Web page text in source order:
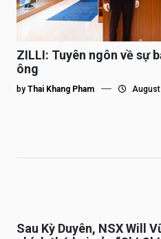
ZILLI: Tuyên ngôn về sự
ông
by Thai Khang Pham August
Sau Kỳ Duyên, NSX Will